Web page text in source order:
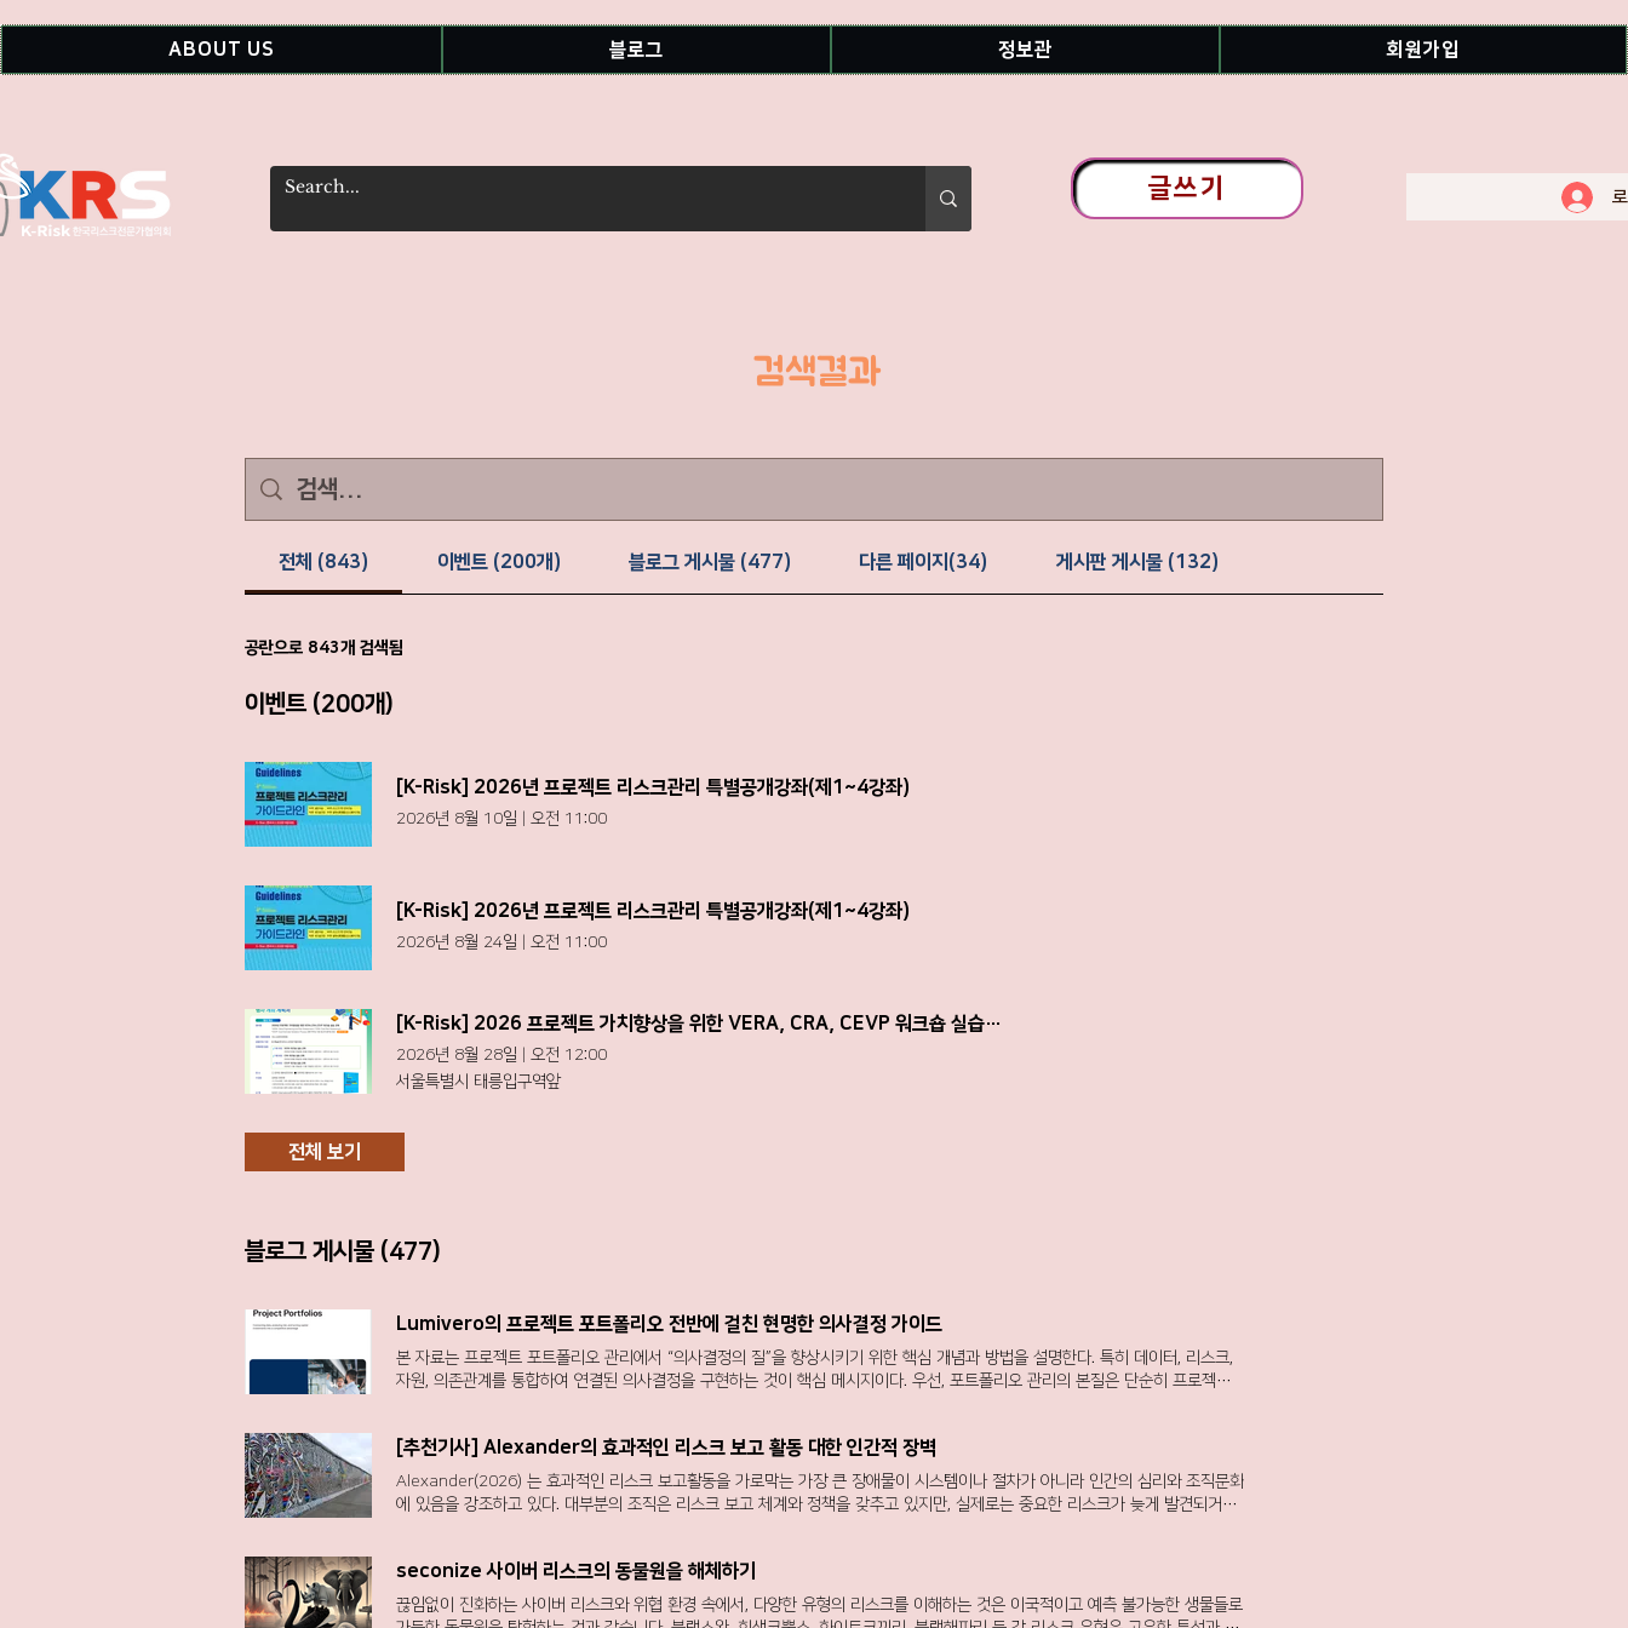
ABOUT US 블로그 정보관 회원가입
글쓰기
​검색결과
전체 (843) 이벤트 (200개) 블로그 게시물 (477) 다른 페이지(34) 게시판 게시물 (132)
공란으로 843개 검색됨
이벤트 (200개)
[K-Risk] 2026년 프로젝트 리스크관리 특별공개강좌(제1~4강좌)
2026년 8월 10일 오전 11:00
[K-Risk] 2026년 프로젝트 리스크관리 특별공개강좌(제1~4강좌)
2026년 8월 24일 오전 11:00
[K-Risk] 2026 프로젝트 가치향상을 위한 VERA, CRA, CEVP 워크숍 실습 교육
2026년 8월 28일 | 오전 12:00
서울특별시 태릉입구역앞
전체 보기
블로그 게시물 (477)
Lumivero의 프로젝트 포트폴리오 전반에 걸친 현명한 의사결정 가이드
본 자료는 프로젝트 포트폴리오 관리에서 “의사결정의 질”을 향상시키기 위한 핵심 개념과 방법을 설명한다. 특히 데이터, 리스크,
자원, 의존관계를 통합하여 연결된 의사결정을 구현하는 것이 핵심 메시지이다. 우선, 포트폴리오 관리의 본질은 단순히 프로젝트
트 간 의존관계와 파급효과를 보이지 않게 만들고, 결국 포트폴리오 전체 성과 저하로 이어진다. 이 문제의 핵심 원인은 데이터 부
족이 아니라 “연결성 부족”이다. 즉, 개별 프로젝트의 상태는 알 수 있지만, 특정 리스크가 다른 프로젝트에 어떤 영향을 미치는지,
자원 재배치 시 어떤 결과가 발생하는지 등은 파악하기 어렵다. 따라서 포트폴리오 관리에서는 전략–리스크–자원–성과 간의 연결
구조(일명 ‘golden thread’)를 확보하는 것이 중요하다. 특히 리스크 관리 측면에서는 단순한 목록 관리에서 벗어나, 정량화와 비
리하고 있으며, 포트폴리오 수준에서 리스크를 통합적으로 관리하는 경우는 제한적이다. 이에 따라 Monte Carlo 시뮬레이션 등
과적인 의사결정을 위해서는 단순한 보고가 아니라 “공유된 의사결정 환경”이 필요하다. 즉, 리스크, 프로젝트, 자원, 전략 정보를
[추천기사] Alexander의 효과적인 리스크 보고 활동 대한 인간적 장벽
Alexander(2026) 는 효과적인 리스크 보고활동을 가로막는 가장 큰 장애물이 시스템이나 절차가 아니라 인간의 심리와 조직문화
에 있음을 강조하고 있다. 대부분의 조직은 리스크 보고 체계와 정책을 갖추고 있지만, 실제로는 중요한 리스크가 늦게 발견되거나
경향을 보이게 된다. 이러한 환경에서는 비공식적 침묵 문화 가 조직 전반에 퍼지며, 공식적인 투명성 정책보다 과거 경험이 행동을
좌우하게 된다. 그 결과 리스크관리 조직은 지원 기능이 아니라 통제·감시 조직으로 인식되고, 사업부와 리스크조직 간 신뢰가 약화
된다. 결국 ‘ 보고 자체가 리스크 ’로 인식되는 역설적인 상황이 발생한다. 또한 선택적 보고는 조직의 리스크 프로파일을 왜곡한다.
seconize 사이버 리스크의 동물원을 해체하기
끊임없이 진화하는 사이버 리스크와 위협 환경 속에서, 다양한 유형의 리스크를 이해하는 것은 이국적이고 예측 불가능한 생물들로